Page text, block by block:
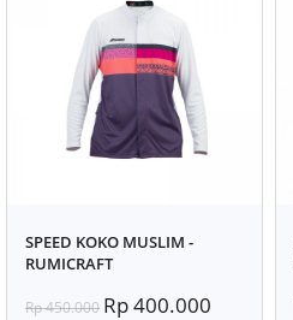
SPEED KOKO MUSLIM -
RUMICRAFT
Rp 450.000 Rp 400.000